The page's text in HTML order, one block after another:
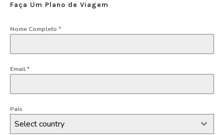
Faça Um Plano de Viagem
Nome Completo *
Email*
País
Select country